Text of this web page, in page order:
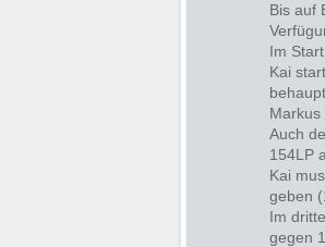
Bis auf
Im
Kai
Auch
154LP
Kai
geben
Im
gegen